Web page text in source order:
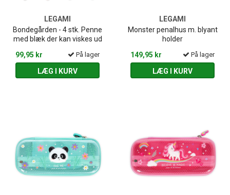
LEGAMI
Bondegården - 4 stk. Penne
med blæk der kan viskes ud
99,95 kr
På lager
LÆG I KURV
LEGAMI
Monster penalhus m. blyant
holder
149,95 kr
På lager
LÆG I KURV